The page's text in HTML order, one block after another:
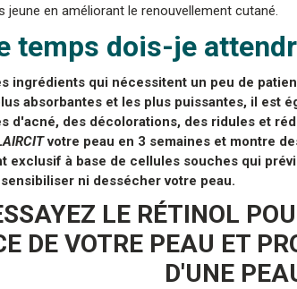
jeune en améliorant le renouvellement cutané.
temps dois-je
ingrédients qui nécessitent un peu de
absorbantes et les plus puissantes, il est
d'acné, des décolorations, des ridules et
votre peau en 3 semaines et montre
exclusif à base de cellules souches qui
ni dessécher votre peau.
LE RÉTINOL
DE VOTRE PEAU ET
D'UNE